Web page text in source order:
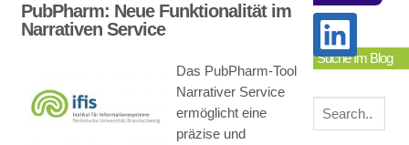
PubPharm: Neue Funktionalität im
Narrativen Service
Das PubPharm-Tool
Narrativer Service
ermöglicht eine
präzise und
Suche Im Blog